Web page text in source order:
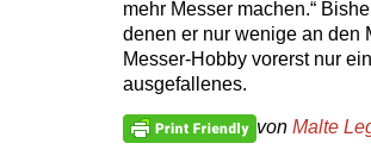
mehr Messer machen.“
denen er nur wenige an den
Messer-Hobby vorerst nur
ausgefallenes.
von Malte